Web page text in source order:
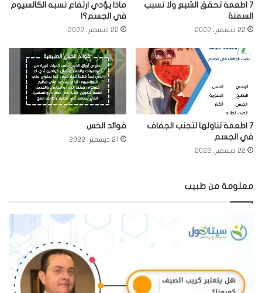
7 اطعمة تحقق الشبع ولا تسبب
السمنة
22 ديسمبر، 2022
ماذا يؤدي ارتفاع نسبه الكالسيوم
في الجسم؟!
22 ديسمبر، 2022
7 اطعمة تناولها لتجنب الجفاف
في الجسم
22 ديسمبر، 2022
فوائد الخس
21 ديسمبر، 2022
معلومة من طبيب